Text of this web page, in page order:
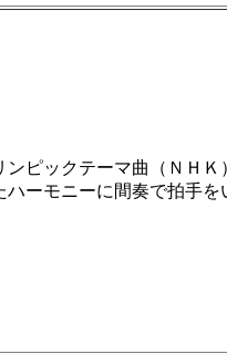
ンピックテーマ曲（ＮＨＫ
ハーモニーに間奏で拍手を